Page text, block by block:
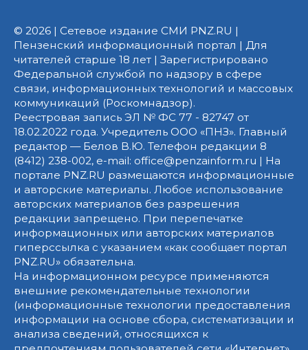
© 2026 | Сетевое издание СМИ PNZ.RU |
Пензенский информационный портал | Для
читателей старше 18 лет | Зарегистрировано
Федеральной службой по надзору в сфере
связи, информационных технологий и массовых
коммуникаций (Роскомнадзор).
Реестровая запись ЭЛ № ФС 77 - 82747 от
18.02.2022 года. Учредитель ООО «ПНЗ». Главный
редактор — Белов В.Ю. Телефон редакции 8
(8412) 238-002, e-mail: office@penzainform.ru | На
портале PNZ.RU размещаются информационные
и авторские материалы. Любое использование
авторских материалов без разрешения
редакции запрещено. При перепечатке
информационных или авторских материалов
гиперссылка с указанием «как сообщает портал
PNZ.RU» обязательна.
На информационном ресурсе применяются
внешние рекомендательные технологии
(информационные технологии предоставления
информации на основе сбора, систематизации и
анализа сведений, относящихся к